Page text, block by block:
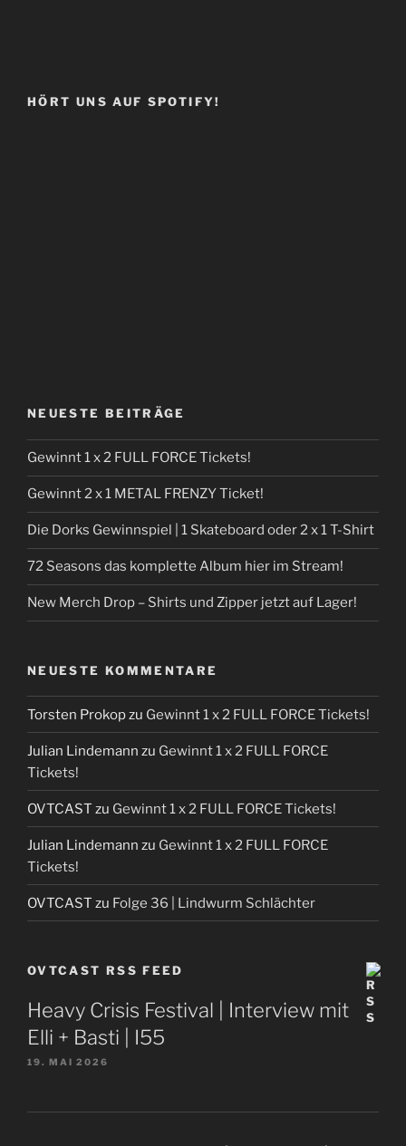
HÖRT UNS AUF SPOTIFY!
NEUESTE BEITRÄGE
Gewinnt 1 x 2 FULL FORCE Tickets!
Gewinnt 2 x 1 METAL FRENZY Ticket!
Die Dorks Gewinnspiel | 1 Skateboard oder 2 x 1 T-Shirt
72 Seasons das komplette Album hier im Stream!
New Merch Drop – Shirts und Zipper jetzt auf Lager!
NEUESTE KOMMENTARE
Torsten Prokopzu Gewinnt 1 x 2 FULL FORCE Tickets!
Julian Lindemann zu Gewinnt 1 x 2 FULL FORCE
Tickets!
OVTCAST zu Gewinnt 1 x 2 FULL FORCE Tickets!
Julian Lindemann zu Gewinnt 1 x 2 FULL FORCE
Tickets!
OVTCAST zu Folge 36 | Lindwurm Schlächter
OVTCAST RSS FEED
Heavy Crisis Festival | Interview mit
Elli + Basti | I55
19. MAI 2026